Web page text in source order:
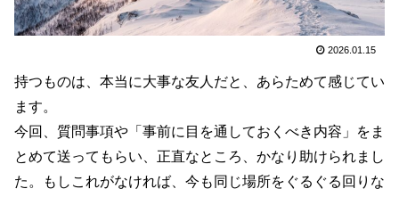
2026.01.15
持つものは、本当に大事な友人だと、あらためて感じてい
ます。
今回、質問事項や「事前に目を通しておくべき内容」をま
とめて送ってもらい、正直なところ、かなり助けられまし
た。もしこれがなければ、今も同じ場所をぐるぐる回りな